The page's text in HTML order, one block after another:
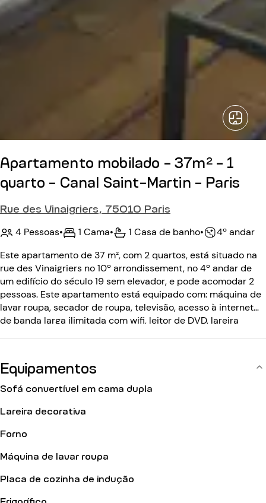
Apartamento mobilado - 37m² - 1
quarto - Canal Saint-Martin - Paris
Rue des Vinaigriers, 75010 Paris
4 Pessoas• 1 Cama• 1 Casa de banho•
4º andar
Este apartamento de 37 m², com 2 quartos, está situado na
rue des Vinaigriers no 10º arrondissement, no 4º andar de
um edifício do século 19 sem elevador, e pode acomodar 2
pessoas. Este apartamento está equipado com: máquina de
lavar roupa, secador de roupa, televisão, acesso à internet
de banda larga ilimitada com wifi, leitor de DVD, lareira
e um porteiro.
Equipamentos
Sofá convertível em cama dupla
Lareira decorativa
Forno
Máquina de lavar roupa
Placa de cozinha de indução
Frigorífico